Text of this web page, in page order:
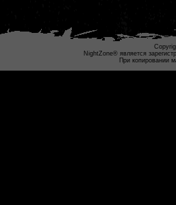
NightZone® является
При копировании